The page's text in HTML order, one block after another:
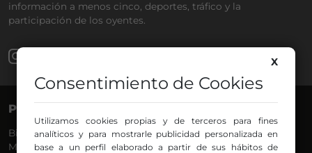
información a menos cinco, deportes, tráfico y la
participación de los oyentes.
PROGRAMAS
Bilbosport
Más Música
Agurtzane
Belén Ollero
X
Consentimiento de Cookies
Utilizamos cookies propias y de terceros para fines
analíticos y para mostrarle publicidad personalizada en
base a un perfil elaborado a partir de sus hábitos de